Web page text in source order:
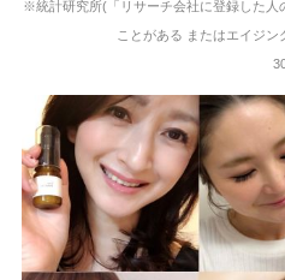
※統計研究所( 「リサーチ会社に登録した
ことがある またはエイジ